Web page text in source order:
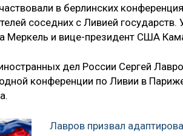
в берлинских
соседних с Ливией
Меркель и вице-президент США
дел России Сергей
конференции по Ливии в
Лавров призвал